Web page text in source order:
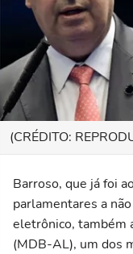
(CRÉDITO:
Barroso, que já foi
parlamentares a
eletrônico, também
(MDB-AL), um dos